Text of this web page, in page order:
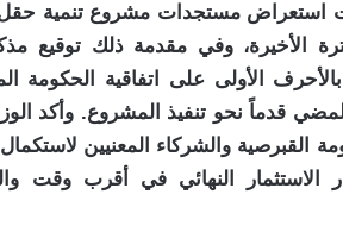
استعراض مستجدات مشروع تنمية حقل
الأخيرة، وفي مقدمة ذلك توقيع
قدماً نحو تنفيذ المشروع. وأكد
القبرصية والشركاء المعنيين لاستكمال
الاستثمار النهائي في أقرب وقت